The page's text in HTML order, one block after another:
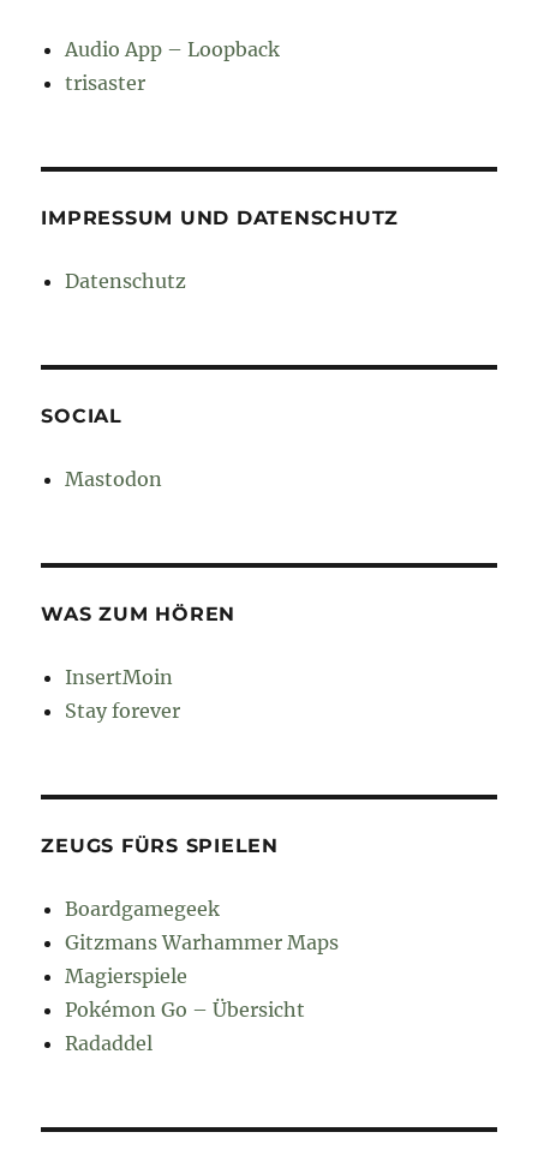
Audio App – Loopback
trisaster
IMPRESSUM UND DATENSCHUTZ
Datenschutz
SOCIAL
Mastodon
WAS ZUM HÖREN
InsertMoin
Stay forever
ZEUGS FÜRS SPIELEN
Boardgamegeek
Gitzmans Warhammer Maps
Magierspiele
Pokémon Go – Übersicht
Radaddel